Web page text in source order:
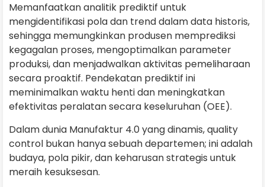
Memanfaatkan analitik prediktif untuk
mengidentifikasi pola dan trend dalam data historis,
sehingga memungkinkan produsen memprediksi
kegagalan proses, mengoptimalkan parameter
produksi, dan menjadwalkan aktivitas pemeliharaan
secara proaktif. Pendekatan prediktif ini
meminimalkan waktu henti dan meningkatkan
efektivitas peralatan secara keseluruhan (OEE).
Dalam dunia Manufaktur 4.0 yang dinamis, quality
control bukan hanya sebuah departemen; ini adalah
budaya, pola pikir, dan keharusan strategis untuk
meraih kesuksesan.